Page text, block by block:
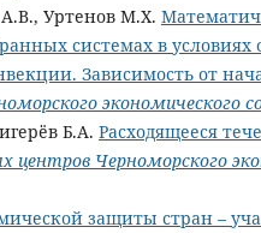
Уртенов М.Х.
системах в
Зависимость от
экономического
Б.А. Расходящееся
центров Черноморского
защиты стран –